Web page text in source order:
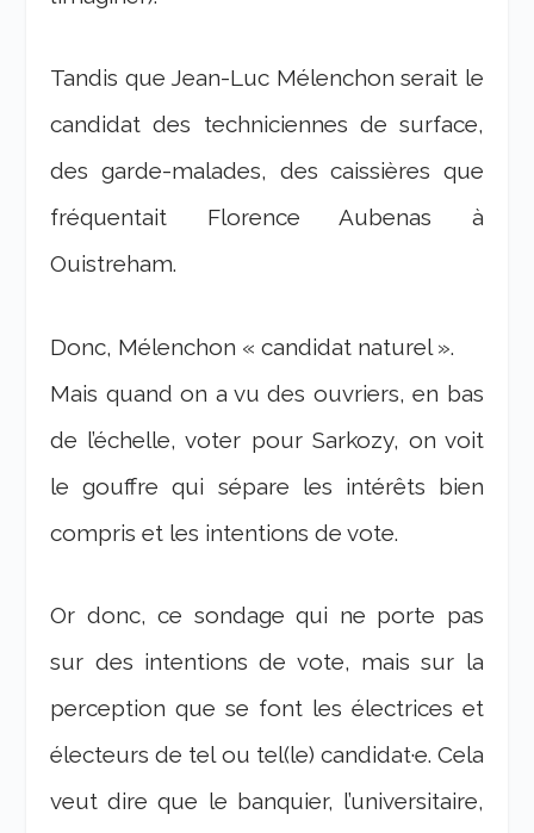
Tandis que Jean-Luc Mélenchon serait le
candidat des techniciennes de surface,
des garde-malades, des caissières que
fréquentait Florence Aubenas à
Ouistreham.
Donc, Mélenchon « candidat naturel ».
Mais quand on a vu des ouvriers, en bas
de l’échelle, voter pour Sarkozy, on voit
le gouffre qui sépare les intérêts bien
compris et les intentions de vote.
Or donc, ce sondage qui ne porte pas
sur des intentions de vote, mais sur la
perception que se font les électrices et
électeurs de tel ou tel(le) candidat·e. Cela
veut dire que le banquier, l’universitaire,